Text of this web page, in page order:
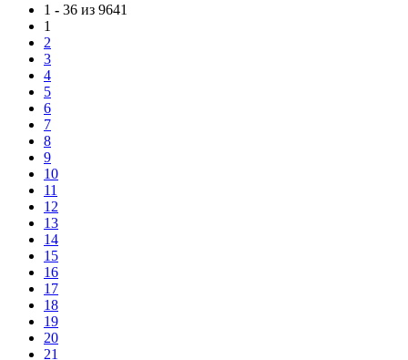
1 - 36 из 9641
1
2
3
4
5
6
7
8
9
10
11
12
13
14
15
16
17
18
19
20
21